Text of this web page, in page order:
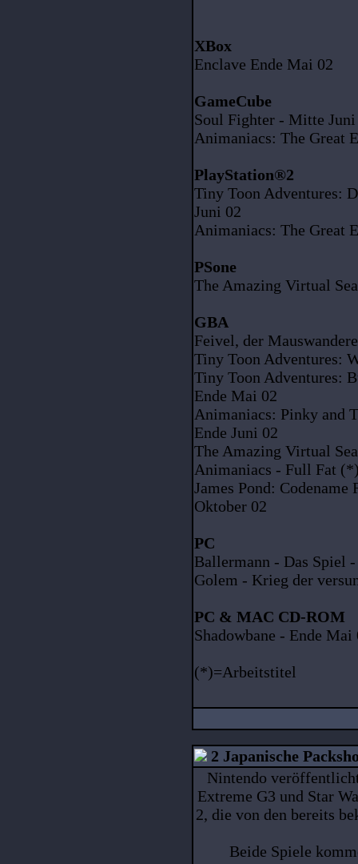
XBox
Enclave Ende Mai 02
GameCube
Soul Fighter - Mitte Juni
Animaniacs: The Great
PlayStation®2
Tiny Toon Adventures:
Juni 02
Animaniacs: The Great
PSone
The Amazing Virtual
GBA
Feivel, der
Tiny Toon Adventures:
Tiny Toon Adventures:
Ende Mai 02
Animaniacs: Pinky and
Ende Juni 02
The Amazing Virtual
Animaniacs - Full Fat
James Pond:
Oktober 02
PC
Ballermann - Das Spiel
Golem - Krieg der
PC & MAC CD-ROM
Shadowbane - Ende Mai
(*)=Arbeitstitel
2 Japanische
Nintendo
Extreme G3 und Star
2, die von den bereits
Beide Spiele